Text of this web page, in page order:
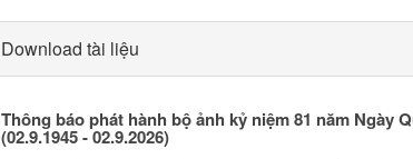
Download tài liệu
Thông báo phát hành bộ ảnh kỷ niệm 81 năm Ngày
(02.9.1945 - 02.9.2026)